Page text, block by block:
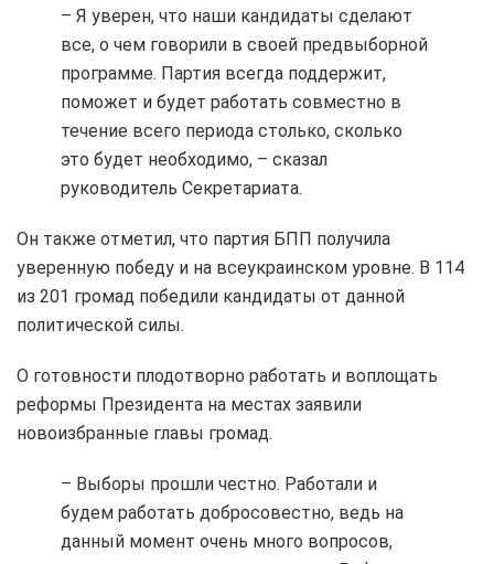
– Я уверен, что наши кандидаты сделают
все, о чем говорили в своей предвыборной
программе. Партия всегда поддержит,
поможет и будет работать совместно в
течение всего периода столько, сколько
это будет необходимо, – сказал
руководитель Секретариата.
Он также отметил, что партия БПП получила
уверенную победу и на всеукраинском уровне. В 114
из 201 громад победили кандидаты от данной
политической силы.
О готовности плодотворно работать и воплощать
реформы Президента на местах заявили
новоизбранные главы громад.
– Выборы прошли честно. Работали и
будем работать добросовестно, ведь на
данный момент очень много вопросов,